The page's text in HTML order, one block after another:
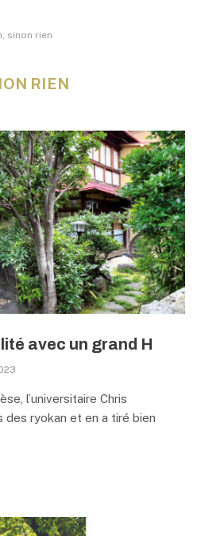
sinon rien
RIEN
avec un grand H
l’universitaire Chris
des ryokan et en a tiré bien